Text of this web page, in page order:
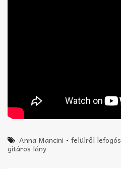
Anna Mancini •felülről lefogós
gitáros lány